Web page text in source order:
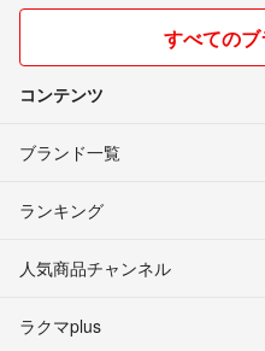
すべての
コンテンツ
ブランド一覧
ランキング
人気商品チャンネル
ラクマplus